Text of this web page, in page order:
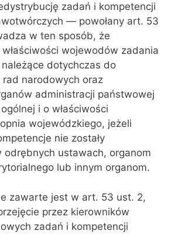
zadań i kompetencji
— powołany art. 53
w ten sposób, że
wojewodów zadania
dotychczas do
narodowych oraz
administracji państwowej
i o właściwości
wojewódzkiego, jeżeli
nie zostały
odrębnych ustawach, organom
lub innym organom.
zawarte jest w art. 53 ust. 2,
przez kierowników
zadań i kompetencji